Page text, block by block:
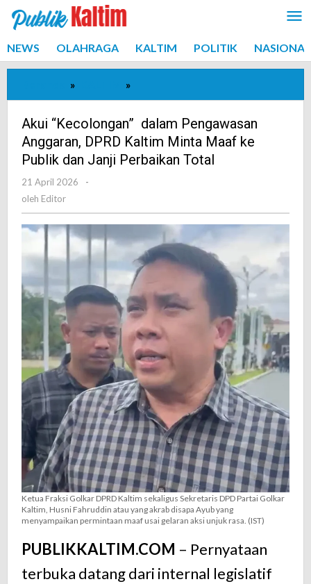
Lewati
konten
NEWS OLAHRAGA KALTIM POLITIK NASIONAL
» »
"Kecolongan"
dalam
Pengawasan
Anggaran,
DPRD
Maaf
Publik
dan
Janji
Perbaikan
Total
Akui “Kecolongan” dalam Pengawasan
Anggaran, DPRD Kaltim Minta Maaf ke
Publik dan Janji Perbaikan Total
21 April 2026
oleh
-
oleh Editor
Ketua Fraksi Golkar DPRD Kaltim sekaligus Sekretaris DPD Partai Golkar
Kaltim, Husni Fahruddin atau yang akrab disapa Ayub yang
menyampaikan permintaan maaf usai gelaran aksi unjuk rasa. (IST)
PUBLIKKALTIM.COM – Pernyataan
terbuka datang dari internal legislatif